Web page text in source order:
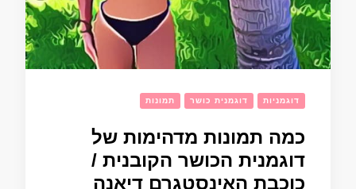
דוגמניות דוגמנית כושר תמונות
כמה תמונות מדהימות של
דוגמנית הכושר הקובנית /
כוכבת האינסטגרם דיאנה